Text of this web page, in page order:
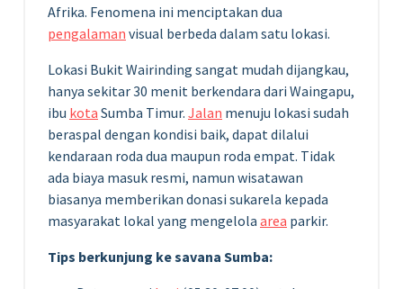
Afrika. Fenomena ini menciptakan dua
pengalaman visual berbeda dalam satu lokasi.
Lokasi Bukit Wairinding sangat mudah dijangkau,
hanya sekitar 30 menit berkendara dari Waingapu,
ibu kota Sumba Timur. Jalan menuju lokasi sudah
beraspal dengan kondisi baik, dapat dilalui
kendaraan roda dua maupun roda empat. Tidak
ada biaya masuk resmi, namun wisatawan
biasanya memberikan donasi sukarela kepada
masyarakat lokal yang mengelola area parkir.
Tips berkunjung ke savana Sumba: